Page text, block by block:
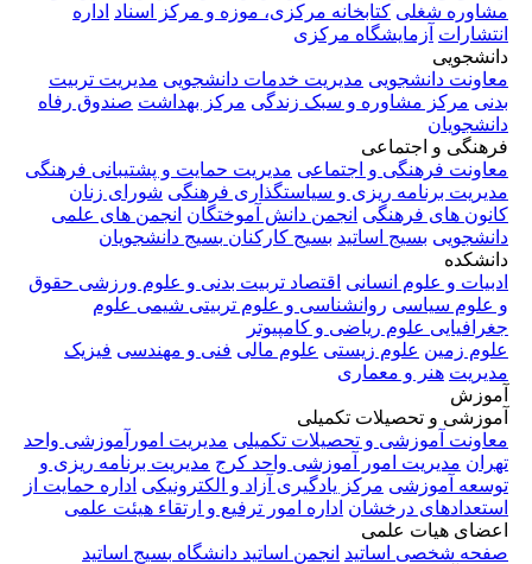
موزه و مرکز اسناد اداره
دانشجویی مدیریت تربیت
مرکز بهداشت صندوق رفاه
مدیریت حمایت و پشتیبانی فرهنگی
فرهنگی شورای زنان
آموختگان انجمن های علمی
بسیج دانشجویان
تربیت بدنی و علوم ورزشیحقوق
علوم تربیتیشیمیعلوم
مالی فنی و مهندسی فیزیک
مدیریت امورآموزشی واحد
کرج مدیریت برنامه ریزی و
آزاد و الکترونیکی اداره حمایت از
ترفیع و ارتقاء هیئت علمی
دانشگاهبسیج اساتید